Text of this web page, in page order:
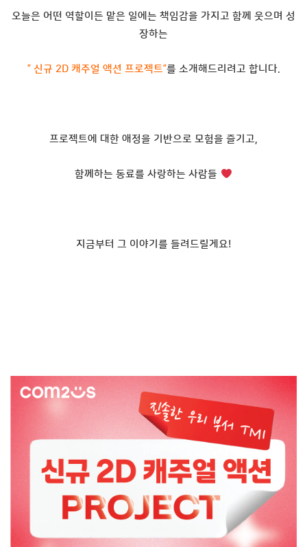
오늘은 어떤 역할이든 맡은 일에는 책임감을 가지고 함께 웃으며 성
장하는
” 신규 2D 캐주얼 액션 프로젝트”를 소개해드리려고 합니다.
프로젝트에 대한 애정을 기반으로 모험을 즐기고,
함께하는 동료를 사랑하는 사람들
지금부터 그 이야기를 들려드릴게요!